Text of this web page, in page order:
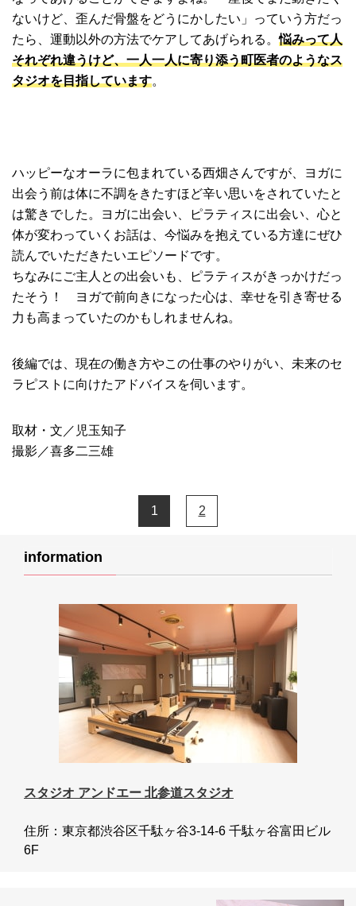
ないけど、歪んだ骨盤をどうにかしたい」っていう方だっ
たら、運動以外の方法でケアしてあげられる。悩みって人
それぞれ違うけど、一人一人に寄り添う町医者のようなス
タジオを目指しています。
ハッピーなオーラに包まれている西畑さんですが、ヨガに
出会う前は体に不調をきたすほど辛い思いをされていたと
は驚きでした。ヨガに出会い、ピラティスに出会い、心と
体が変わっていくお話は、今悩みを抱えている方達にぜひ
読んでいただきたいエピソードです。
ちなみにご主人との出会いも、ピラティスがきっかけだっ
たそう！ ヨガで前向きになった心は、幸せを引き寄せる
力も高まっていたのかもしれませんね。
後編では、現在の働き方やこの仕事のやりがい、未来のセ
ラピストに向けたアドバイスを伺います。
取材・文／児玉知子
撮影／喜多二三雄
1 2
information
スタジオ アンドエー 北参道スタジオ
住所：東京都渋谷区千駄ヶ谷3-14-6 千駄ヶ谷富田ビル
6F